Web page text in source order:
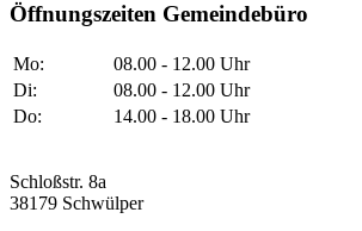
Öffnungszeiten Gemeindebüro
Mo:
08.00 - 12.00 Uhr
Di:
08.00 - 12.00 Uhr
Do:
14.00 - 18.00 Uhr
Schloßstr. 8a
38179 Schwülper